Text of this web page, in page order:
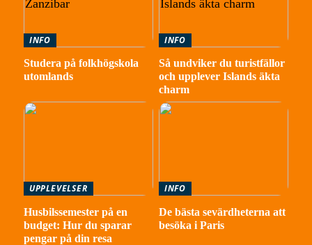
INFO
Studera på folkhögskola
utomlands
INFO
Så undviker du turistfällor
och upplever Islands äkta
charm
UPPLEVELSER
Husbilssemester på en
budget: Hur du sparar
pengar på din resa
INFO
De bästa sevärdheterna att
besöka i Paris